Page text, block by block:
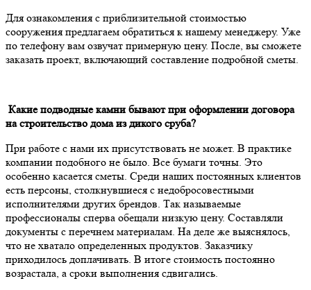
Для ознакомления с приблизительной стоимостью
сооружения предлагаем обратиться к нашему менеджеру. Уже
по телефону вам озвучат примерную цену. После, вы сможете
заказать проект, включающий составление подробной сметы.
Какие подводные камни бывают при оформлении договора
на строительство дома из дикого сруба?
При работе с нами их присутствовать не может. В практике
компании подобного не было. Все бумаги точны. Это
особенно касается сметы. Среди наших постоянных клиентов
есть персоны, столкнувшиеся с недобросовестными
исполнителями других брендов. Так называемые
профессионалы сперва обещали низкую цену. Составляли
документы с перечнем материалам. На деле же выяснялось,
что не хватало определенных продуктов. Заказчику
приходилось доплачивать. В итоге стоимость постоянно
возрастала, а сроки выполнения сдвигались.